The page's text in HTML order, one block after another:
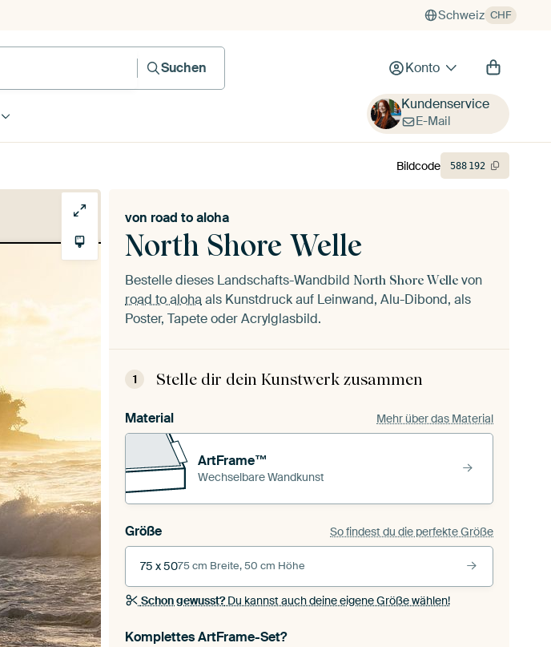
Schweiz CHF
Suchen
Konto
Kundenservice
E-Mail
North Shore Welle
von road to aloha
Bestelle dieses Landschafts-Wandbild North Shore Welle von
road to aloha als Kunstdruck auf Leinwand, Alu-Dibond, als
Poster, Tapete oder Acrylglasbild.
1 Stelle dir dein Kunstwerk zusammen
Material Mehr über das Material
ArtFrame™
Wechselbare Wandkunst
Größe So findest du die perfekte Größe
75 x 5075 cm Breite, 50 cm Höhe
Schon gewusst?Du kannst auch deine eigene Größe wählen!
Komplettes ArtFrame-Set?
Bildcode 588 192